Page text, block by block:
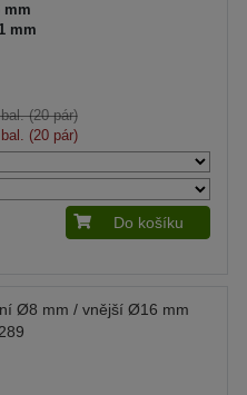
mm
mm
(20 pár)
(20 pár)
Do košíku
Ø8 mm / vnější Ø16 mm